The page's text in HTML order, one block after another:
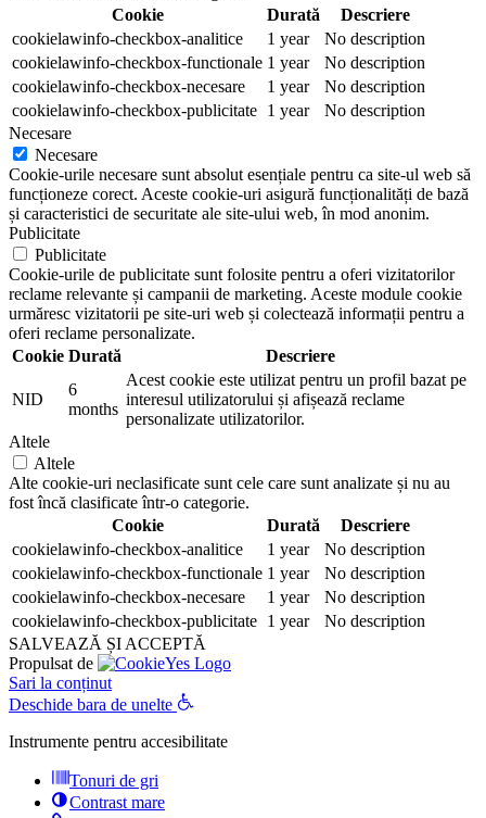
Cookie
Durată
Descriere
cookielawinfo-checkbox-analitice
1 year
No description
cookielawinfo-checkbox-functionale 1 year
No description
cookielawinfo-checkbox-necesare
1 year
No description
cookielawinfo-checkbox-publicitate 1 year
No description
Necesare
Necesare
Cookie-urile necesare sunt absolut esențiale pentru ca site-ul web să
funcționeze corect. Aceste cookie-uri asigură funcționalități de bază
și caracteristici de securitate ale site-ului web, în mod anonim.
Publicitate
Publicitate
Cookie-urile de publicitate sunt folosite pentru a oferi vizitatorilor
reclame relevante și campanii de marketing. Aceste module cookie
urmăresc vizitatorii pe site-uri web și colectează informații pentru a
oferi reclame personalizate.
Cookie Durată Descriere
NID
6
months
Acest cookie este utilizat pentru un profil bazat pe
interesul utilizatorului și afișează reclame
personalizate utilizatorilor.
Altele
Altele
Alte cookie-uri neclasificate sunt cele care sunt analizate și nu au
fost încă clasificate într-o categorie.
Cookie
Durată
Descriere
cookielawinfo-checkbox-analitice
1 year
No description
cookielawinfo-checkbox-functionale 1 year
No description
cookielawinfo-checkbox-necesare
1 year
No description
cookielawinfo-checkbox-publicitate 1 year
No description
SALVEAZĂ ȘI ACCEPTĂ
Propulsat de
Sari la conținut
Deschide bara de unelte
Instrumente pentru accesibilitate
Tonuri de gri
Contrast mare